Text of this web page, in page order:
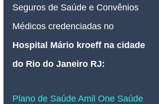
Seguros de Saúde e Convênios
Médicos credenciadas no
Hospital Mário kroeff na cidade
do Rio do Janeiro RJ:
Plano de Saúde Amil One Saúde